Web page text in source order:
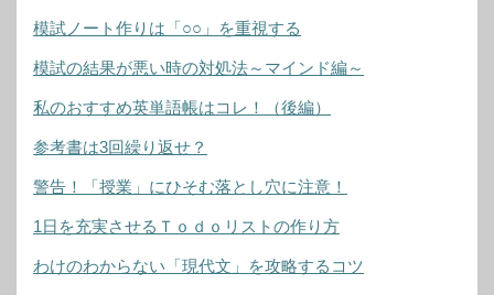
模試ノート作りは「○○」を重視する
模試の結果が悪い時の対処法～マインド編～
私のおすすめ英単語帳はコレ！（後編）
参考書は3回繰り返せ？
警告！「授業」にひそむ落とし穴に注意！
1日を充実させるＴｏｄｏリストの作り方
わけのわからない「現代文」を攻略するコツ